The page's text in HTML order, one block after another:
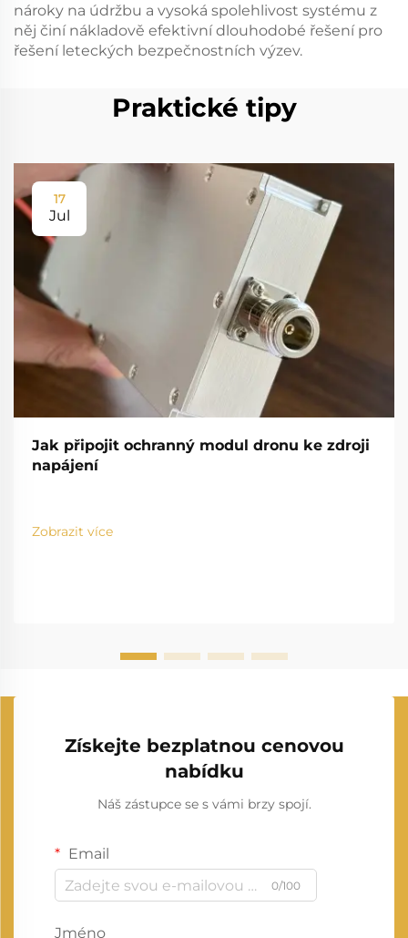
nároky na údržbu a vysoká spolehlivost systému z
něj činí nákladově efektivní dlouhodobé řešení pro
řešení leteckých bezpečnostních výzev.
Praktické tipy
17
Jul
Jak připojit ochranný modul dronu ke zdroji
napájení
Zobrazit více
Získejte bezplatnou cenovou
nabídku
Náš zástupce se s vámi brzy spojí.
Email
0/100
Jméno